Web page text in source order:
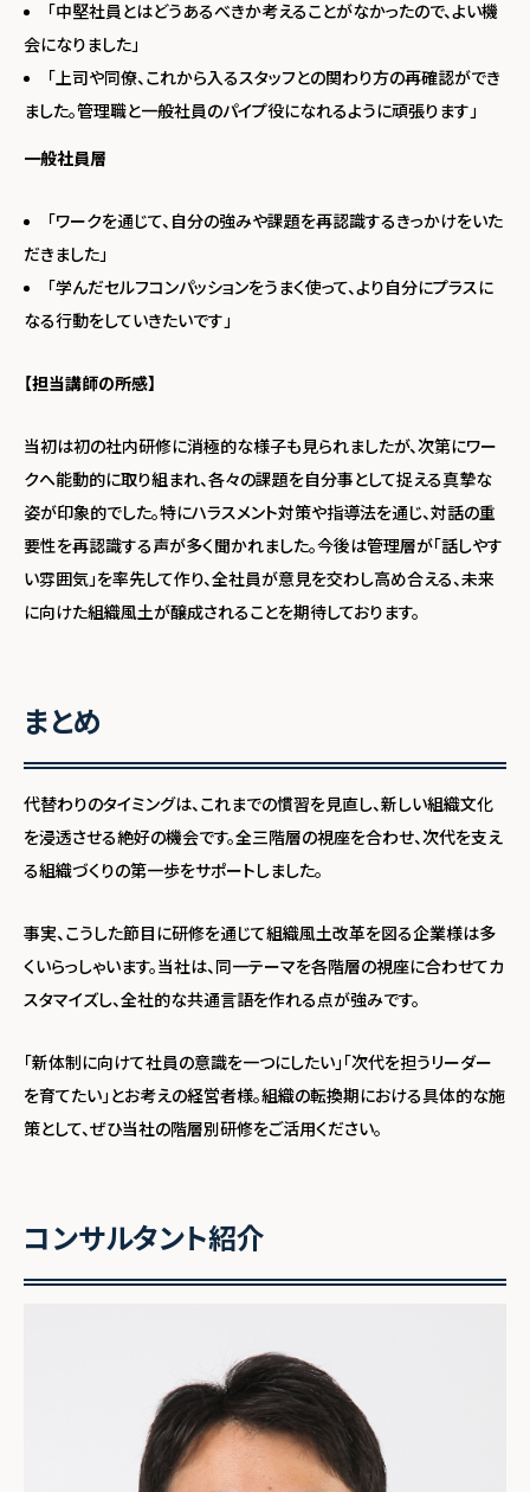
「中堅社員とはどうあるべきか考えることがなかったので、よい機
会になりました」
「上司や同僚、これから入るスタッフとの関わり方の再確認ができ
ました。管理職と一般社員のパイプ役になれるように頑張ります」
一般社員層
「ワークを通じて、自分の強みや課題を再認識するきっかけをいた
だきました」
「学んだセルフコンパッションをうまく使って、より自分にプラスに
なる行動をしていきたいです」
【担当講師の所感】
当初は初の社内研修に消極的な様子も見られましたが、次第にワー
クへ能動的に取り組まれ、各々の課題を自分事として捉える真摯な
姿が印象的でした。特にハラスメント対策や指導法を通じ、対話の重
要性を再認識する声が多く聞かれました。今後は管理層が「話しやす
い雰囲気」を率先して作り、全社員が意見を交わし高め合える、未来
に向けた組織風土が醸成されることを期待しております。
まとめ
代替わりのタイミングは、これまでの慣習を見直し、新しい組織文化
を浸透させる絶好の機会です。全三階層の視座を合わせ、次代を支え
る組織づくりの第一歩をサポートしました。
事実、こうした節目に研修を通じて組織風土改革を図る企業様は多
くいらっしゃいます。当社は、同一テーマを各階層の視座に合わせてカ
スタマイズし、全社的な共通言語を作れる点が強みです。
「新体制に向けて社員の意識を一つにしたい」「次代を担うリーダー
を育てたい」とお考えの経営者様。組織の転換期における具体的な施
策として、ぜひ当社の階層別研修をご活用ください。
コンサルタント紹介